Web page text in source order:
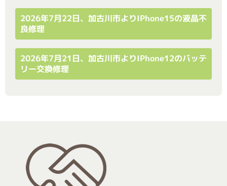
2026年7月22日、加古川市よりiPhone15の液晶不
良修理
2026年7月21日、加古川市よりiPhone12のバッテ
リー交換修理